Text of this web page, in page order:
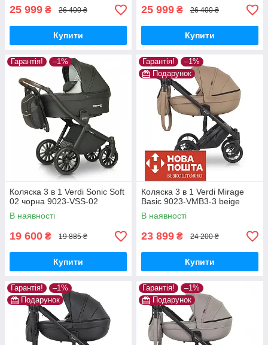
25 999 ₴ 26 400 ₴
Купити
25 999 ₴ 26 400 ₴
Купити
Гарантія! –1%
Коляска 3 в 1 Verdi Sonic Soft
02 чорна 9023-VSS-02
В наявності
19 600 ₴ 19 885 ₴
Купити
Гарантія!
–1%
Подарунок
Коляска 3 в 1 Verdi Mirage
Basic 9023-VMB3-3 beige
В наявності
23 899 ₴ 24 200 ₴
Купити
Гарантія!
–1%
Подарунок
Гарантія!
–1%
Подарунок